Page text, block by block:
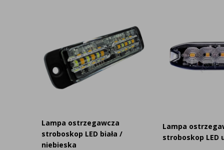
Lampa ostrzegawcza
stroboskop LED biała /
niebieska
Lampa
stroboskop LED